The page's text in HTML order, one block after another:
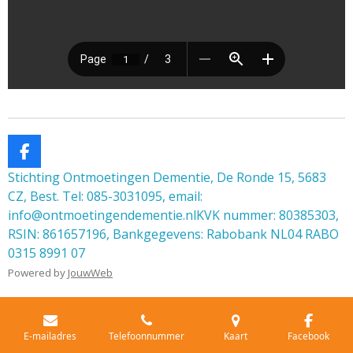
F
a
c
e
b
o
o
k
Stichting Ontmoetingen Dementie, De Ronde 15, 5683
CZ, Best. Tel: 085-3031095, email:
info@ontmoetingendementie.nlKVK nummer: 80385303,
RSIN: 861657196, Bankgegevens: Rabobank NL04 RABO
0315 8991 07
Powered by JouwWeb
E-mailadres Telefoonnummer Kaart Facebook